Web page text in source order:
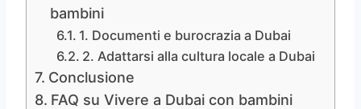
bambini
1. Documenti e burocrazia a Dubai
2. Adattarsi alla cultura locale a Dubai
Conclusione
FAQ su Vivere a Dubai con bambini